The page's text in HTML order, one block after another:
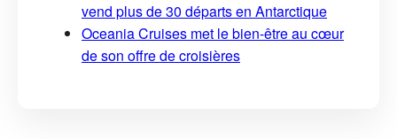
vend plus de 30 départs en Antarctique
Oceania Cruises met le bien-être au cœur
de son offre de croisières